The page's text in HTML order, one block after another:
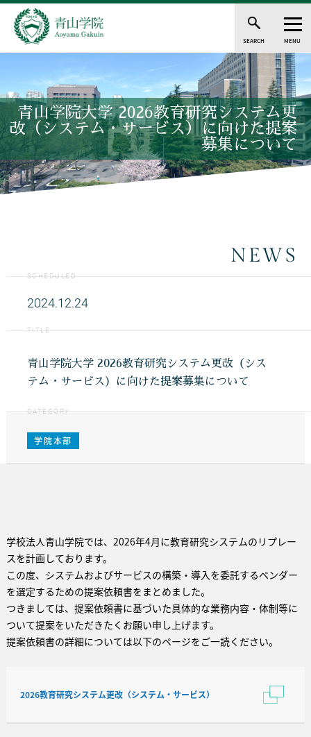
SEARCH MENU
青山学院大学 2026教育研究システム更
改（システム・サービス）に向けた提案
募集について
NEWS
SCHEDULED
2024.12.24
TITLE
青山学院大学 2026教育研究システム更改（シス
テム・サービス）に向けた提案募集について
CATEGORY
学院本部
学校法人青山学院では、2026年4月に教育研究システムのリプレー
スを計画しております。
この度、システムおよびサービスの構築・導入を委託するベンダー
を選定するための提案依頼書をまとめました。
つきましては、提案依頼書に基づいた具体的な業務内容・体制等に
ついて提案をいただきたくお願い申し上げます。
提案依頼書の詳細については以下のページをご一読ください。
2026教育研究システム更改（システム・サービス）